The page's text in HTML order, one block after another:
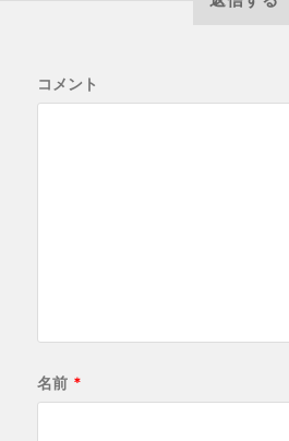
コメント
名前 *